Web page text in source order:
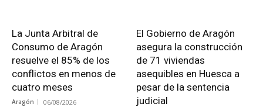
La Junta Arbitral de
Consumo de Aragón
resuelve el 85% de los
conflictos en menos de
cuatro meses
Aragón 06/08/2026
El Gobierno de Aragón
asegura la construcción
de 71 viviendas
asequibles en Huesca a
pesar de la sentencia
judicial